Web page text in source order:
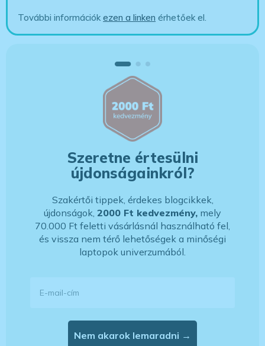
További információkezen a linken érhetőek el.
Szeretne értesülni
újdonságainkról?
Szakértői tippek, érdekes blogcikkek,
újdonságok, 2000 Ft kedvezmény, mely
70.000 Ft feletti vásárlásnál használható fel,
és vissza nem térő lehetőségek a minőségi
laptopok univerzumából.
Nem akarok lemaradni →